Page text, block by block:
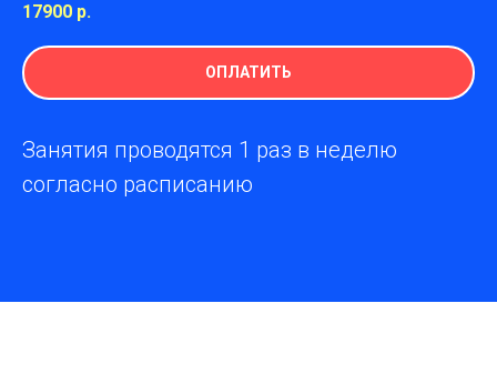
17900 р.
ОПЛАТИТЬ
Занятия проводятся 1 раз в неделю
согласно расписанию